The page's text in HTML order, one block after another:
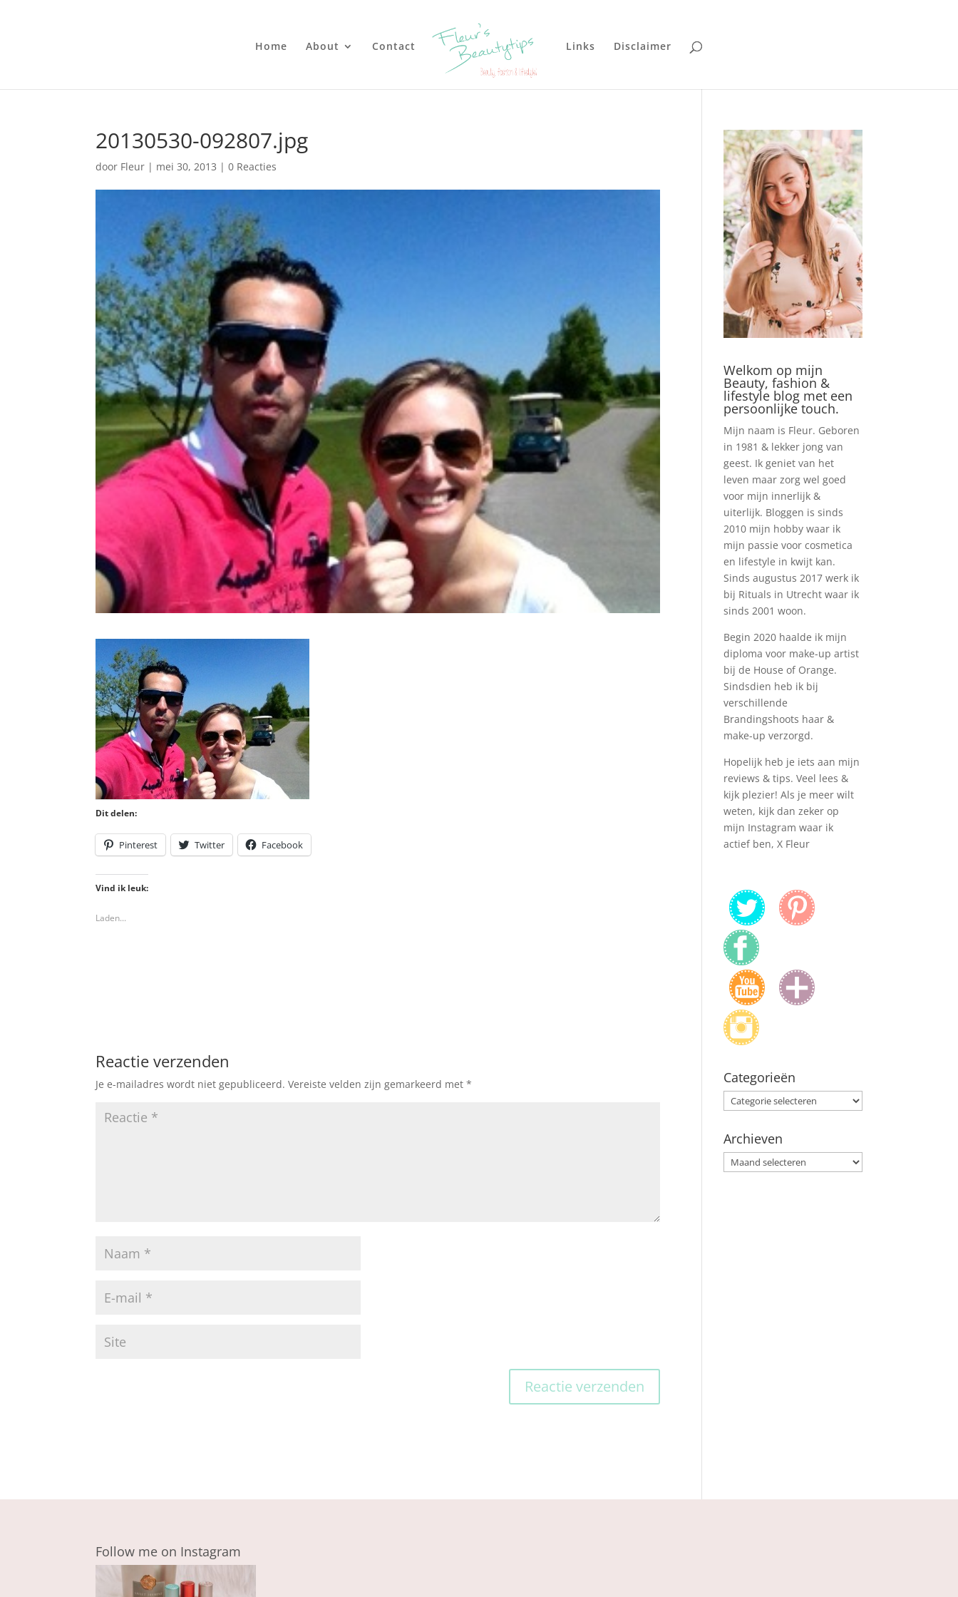
Home About Contact Links Disclaimer
20130530-092807.jpg
door Fleur | mei 30, 2013 |0 Reacties
Dit delen:
Pinterest Twitter Facebook
Vind ik leuk:
Laden...
Reactie verzenden
Je e-mailadres wordt niet gepubliceerd. Vereiste velden zijn gemarkeerd met*
Welkom op mijn
Beauty, fashion &
lifestyle blog met een
persoonlijke touch.
Mijn naam is Fleur. Geboren
in 1981 & lekker jong van
geest. Ik geniet van het
leven maar zorg wel goed
voor mijn innerlijk &
uiterlijk. Bloggen is sinds
2010 mijn hobby waar ik
mijn passie voor cosmetica
en lifestyle in kwijt kan.
Sinds augustus 2017 werk ik
bij Rituals in Utrecht waar ik
sinds 2001 woon.
Begin 2020 haalde ik mijn
diploma voor make-up artist
bij de House of Orange.
Sindsdien heb ik bij
verschillende
Brandingshoots haar &
make-up verzorgd.
Hopelijk heb je iets aan mijn
reviews & tips. Veel lees &
kijk plezier! Als je meer wilt
weten, kijk dan zeker op
mijn Instagram waar ik
actief ben, X Fleur
Categorieën
Categorieën
Archieven
Archieven
Follow me on Instagram